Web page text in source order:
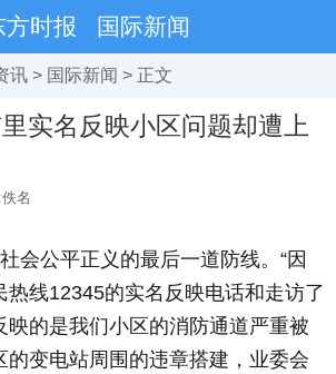
方时报 国际新闻
讯 > 国际新闻 > 正文
实名反映小区问题却遭上
名
会公平正义的最后一道防线。“因
热线12345的实名反映电话和走访了
映的是我们小区的消防通道严重被
的变电站周围的违章搭建，业委会